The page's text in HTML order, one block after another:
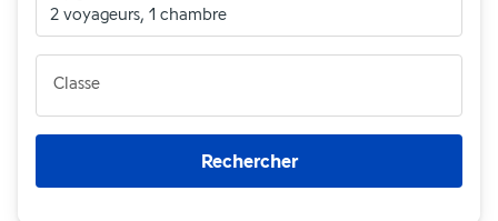
2 voyageurs, 1 chambre
Classe
Rechercher